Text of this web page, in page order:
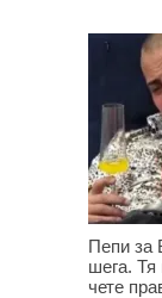
Пепи за
шега. Тя
чете